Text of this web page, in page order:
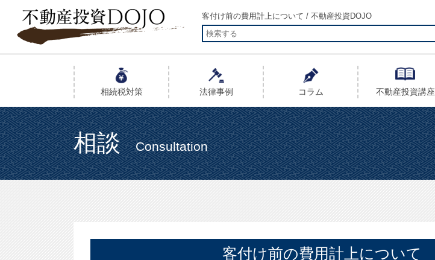
客付け前の費用計上について / 不動産投資DOJO
相続税対策 法律事例 コラム 不動産投資講座
相談 Consultation
客付け前の費用計上について